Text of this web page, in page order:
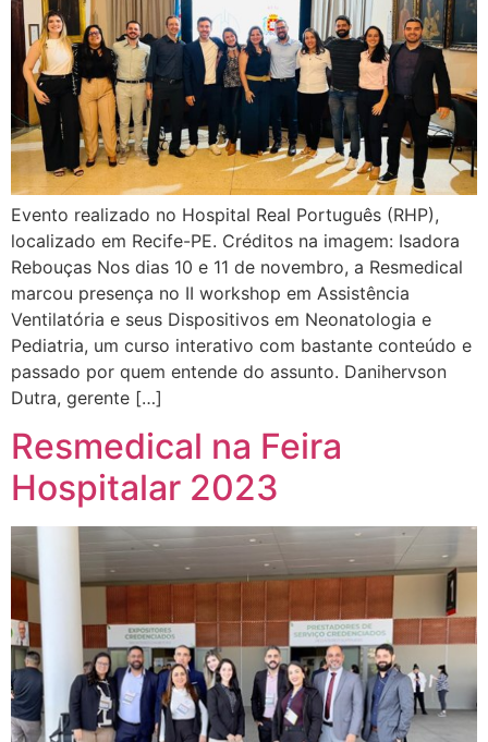
Evento realizado no Hospital Real Português (RHP),
localizado em Recife-PE. Créditos na imagem: Isadora
Rebouças Nos dias 10 e 11 de novembro, a Resmedical
marcou presença no II workshop em Assistência
Ventilatória e seus Dispositivos em Neonatologia e
Pediatria, um curso interativo com bastante conteúdo e
passado por quem entende do assunto. Danihervson
Dutra, gerente […]
Resmedical na Feira
Hospitalar 2023